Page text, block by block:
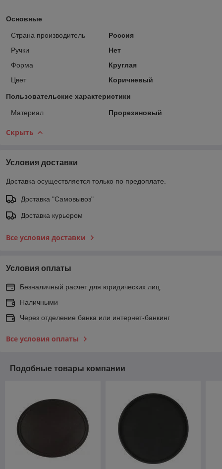
Основные
Страна производитель
Россия
Ручки
Нет
Форма
Круглая
Цвет
Коричневый
Пользовательские характеристики
Материал Прорезиновый
Скрыть
Условия доставки
Доставка осуществляется только по предоплате.
Доставка "Самовывоз"
Доставка курьером
Все условия доставки
Условия оплаты
Безналичный расчет для юридических лиц.
Наличными
Через отделение банка или интернет-банкинг
Все условия оплаты
Подобные товары компании